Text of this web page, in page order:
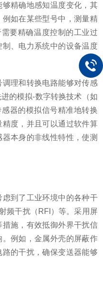
精确地感知温度变化，其
如在某些型号中，测量精
要精确温度控制的工业过
、电力系统中的设备温度
理和转换电路能够对传感
的模拟-数字转换技术（如
器的模拟信号精准地转换
度，并且可以通过软件算
本身的非线性特性，使测
到了工业环境中的各种干
频干扰（RFI）等。采用屏
施，有效抵御外界干扰信
例如，金属外壳的屏蔽作
的干扰，确保变送器能够